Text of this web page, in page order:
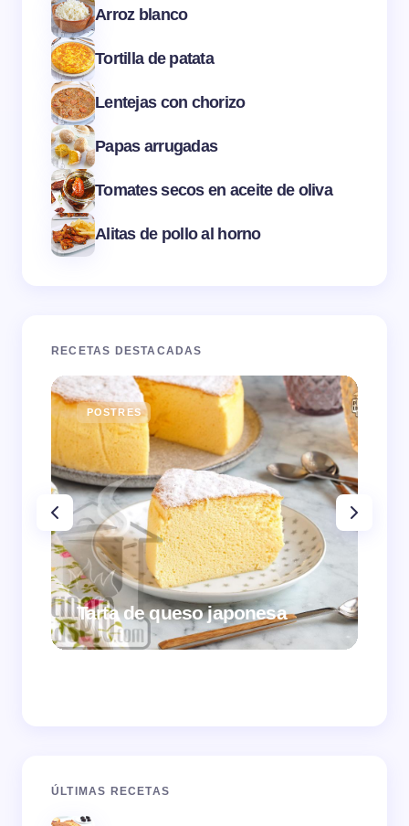
Arroz blanco
Tortilla de patata
Lentejas con chorizo
Papas arrugadas
Tomates secos en aceite de oliva
Alitas de pollo al horno
RECETAS DESTACADAS
POSTRES
Tarta de queso japonesa
ÚLTIMAS RECETAS